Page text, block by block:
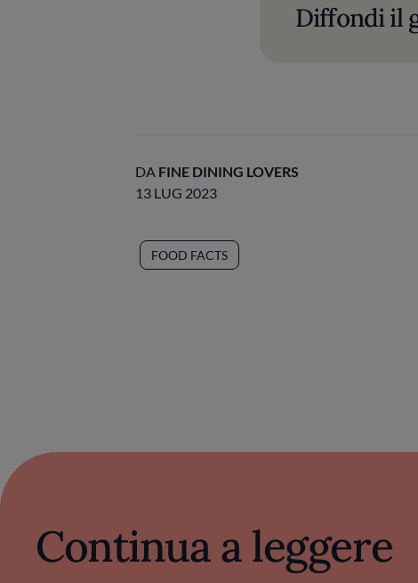
Diffondi il
DA FINE DINING LOVERS
13 LUG 2023
FOOD FACTS
Continua a leggere